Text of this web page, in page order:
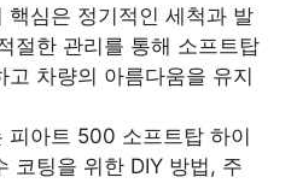
핵심은 정기적인 세척과 발
절한 관리를 통해 소프트탑
고 차량의 아름다움을 유지
피아트 500 소프트탑 하이
코팅을 위한 DIY 방법, 주